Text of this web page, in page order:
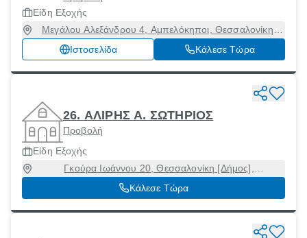
Είδη Εξοχής
Μεγάλου Αλεξάνδρου 4, Αμπελόκηποι, Θεσσαλονίκη,
56123
Ιστοσελίδα Κάλεσε Τώρα
26. ΑΛΙΡΗΣ Α. ΣΩΤΗΡΙΟΣ
Προβολή
Είδη Εξοχής
Γκούρα Ιωάννου 20, Θεσσαλονίκη [Δήμος],
Θεσσαλονίκη, 54352
Κάλεσε Τώρα